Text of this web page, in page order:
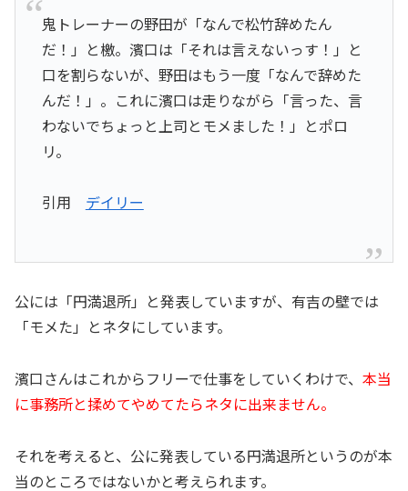
鬼トレーナーの野田が「なんで松竹辞めたん
だ！」と檄。濱口は「それは言えないっす！」と
口を割らないが、野田はもう一度「なんで辞めた
んだ！」。これに濱口は走りながら「言った、言
わないでちょっと上司とモメました！」とポロ
リ。
引用 デイリー
公には「円満退所」と発表していますが、有吉の壁では
「モメた」とネタにしています。
濱口さんはこれからフリーで仕事をしていくわけで、 本当
に事務所と揉めてやめてたらネタに出来ません。
それを考えると、公に発表している円満退所というのが本
当のところではないかと考えられます。